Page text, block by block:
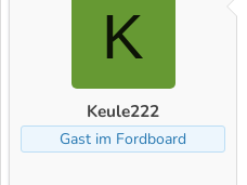
K
Keule222
Gast im Fordboard